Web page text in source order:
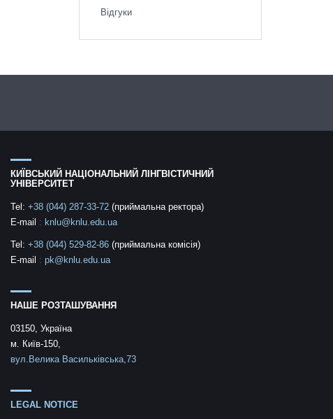
Відгуки
КИЇВСЬКИЙ НАЦІОНАЛЬНИЙ ЛІНГВІСТИЧНИЙ
УНІВЕРСИТЕТ
Tel: +38 (044) 287-33-72 (приймальна ректора)
E-mail : knlu@knlu.edu.ua
Tel: +38 (044) 529-82-86 (приймальна комісія)
E-mail : pk@knlu.edu.ua
НАШЕ РОЗТАШУВАННЯ
03150, Україна
м. Київ-150,
вул.Велика Васильківська,73
LEGAL NOTICE